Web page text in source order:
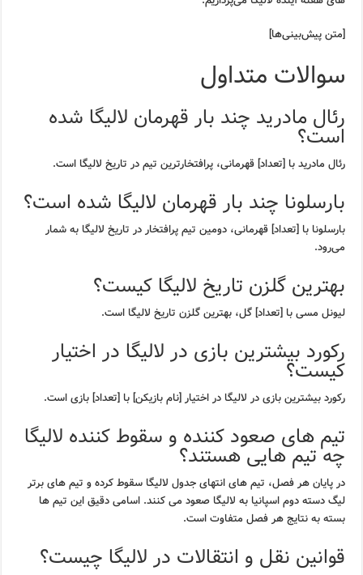
[متن پیش‌بینی‌ها]
سوالات متداول
رئال مادرید چند بار قهرمان لالیگا شده
است؟
رئال مادرید با [تعداد] قهرمانی، پرافتخارترین تیم در تاریخ لالیگا است.
بارسلونا چند بار قهرمان لالیگا شده است؟
بارسلونا با [تعداد] قهرمانی، دومین تیم پرافتخار در تاریخ لالیگا به شمار
می‌رود.
بهترین گلزن تاریخ لالیگا کیست؟
لیونل مسی با [تعداد] گل، بهترین گلزن تاریخ لالیگا است.
رکورد بیشترین بازی در لالیگا در اختیار
کیست؟
رکورد بیشترین بازی در لالیگا در اختیار [نام بازیکن] با [تعداد] بازی است.
تیم های صعود کننده و سقوط کننده لالیگا
چه تیم هایی هستند؟
در پایان هر فصل، تیم های انتهای جدول لالیگا سقوط کرده و تیم های برتر
لیگ دسته دوم اسپانیا به لالیگا صعود می کنند. اسامی دقیق این تیم ها
بسته به نتایج هر فصل متفاوت است.
قوانین نقل و انتقالات در لالیگا چیست؟